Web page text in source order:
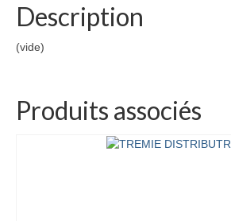
Description
(vide)
Produits associés